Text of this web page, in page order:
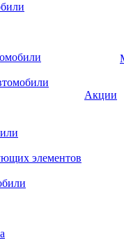
элементов
Акции